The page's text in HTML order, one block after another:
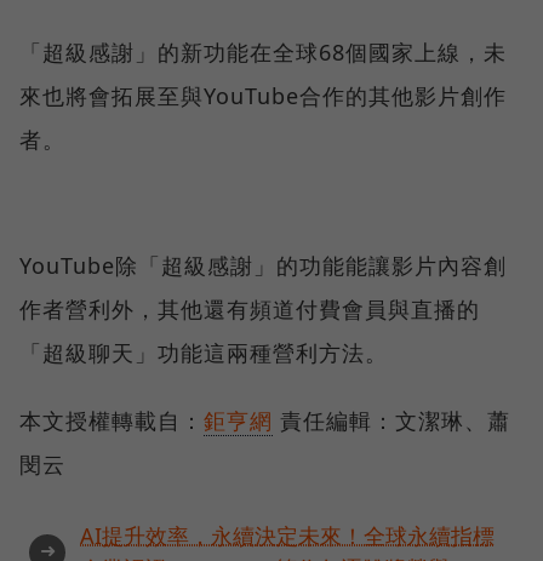
「超級感謝」的新功能在全球68個國家上線，未
來也將會拓展至與YouTube合作的其他影片創作
者。
YouTube除「超級感謝」的功能能讓影片內容創
作者營利外，其他還有頻道付費會員與直播的
「超級聊天」功能這兩種營利方法。
本文授權轉載自： 鉅亨網 責任編輯：文潔琳、蕭
閔云
➜
AI提升效率，永續決定未來！全球永續指標